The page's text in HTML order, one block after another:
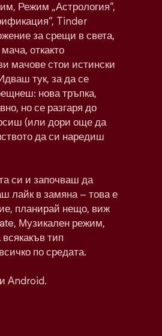
Режим „Астрология“,
Tinder
за срещи в света,
откакто
мачове стои истински
тук, за да се
нова тръпка,
но се разгаря до
(или дори още да
да си наредиш
си и започваш да
лайк в замяна – това е
планирай нещо, виж
Музикален режим,
тип
по средата.
Android.